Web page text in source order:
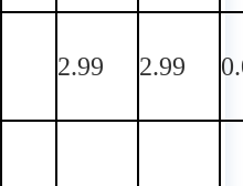
2.99 2.99